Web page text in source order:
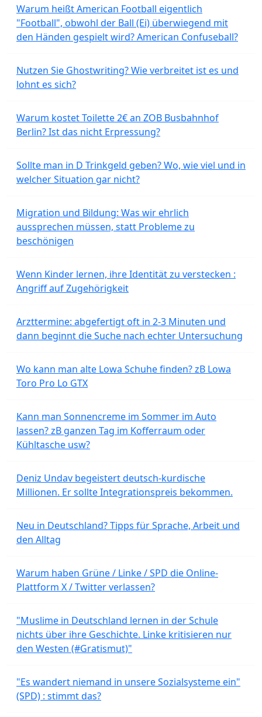
Warum heißt American Football eigentlich
"Football", obwohl der Ball (Ei) überwiegend mit
den Händen gespielt wird? American Confuseball?
Nutzen Sie Ghostwriting? Wie verbreitet ist es und
lohnt es sich?
Warum kostet Toilette 2€ an ZOB Busbahnhof
Berlin? Ist das nicht Erpressung?
Sollte man in D Trinkgeld geben? Wo, wie viel und in
welcher Situation gar nicht?
Migration und Bildung: Was wir ehrlich
aussprechen müssen, statt Probleme zu
beschönigen
Wenn Kinder lernen, ihre Identität zu verstecken :
Angriff auf Zugehörigkeit
Arzttermine: abgefertigt oft in 2-3 Minuten und
dann beginnt die Suche nach echter Untersuchung
Wo kann man alte Lowa Schuhe finden? zB Lowa
Toro Pro Lo GTX
Kann man Sonnencreme im Sommer im Auto
lassen? zB ganzen Tag im Kofferraum oder
Kühltasche usw?
Deniz Undav begeistert deutsch-kurdische
Millionen. Er sollte Integrationspreis bekommen.
Neu in Deutschland? Tipps für Sprache, Arbeit und
den Alltag
Warum haben Grüne / Linke / SPD die Online-
Plattform X / Twitter verlassen?
"Muslime in Deutschland lernen in der Schule
nichts über ihre Geschichte. Linke kritisieren nur
den Westen (#Gratismut)"
"Es wandert niemand in unsere Sozialsysteme ein"
(SPD) : stimmt das?